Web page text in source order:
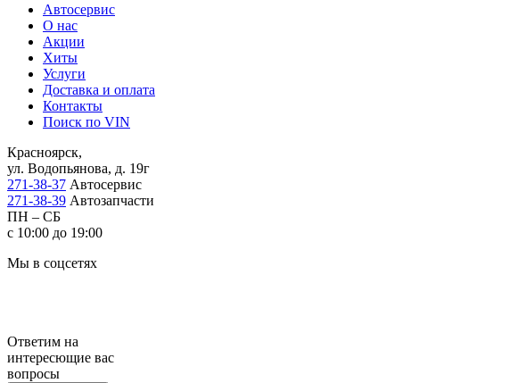
Автосервис
О нас
Акции
Хиты
Услуги
Доставка и оплата
Контакты
Поиск по VIN
Красноярск,
ул. Водопьянова, д. 19г
271-38-37 Автосервис
271-38-39 Автозапчасти
ПН – СБ
с 10:00 до 19:00
Мы в соцсетях
Ответим на
интересющие вас
вопросы